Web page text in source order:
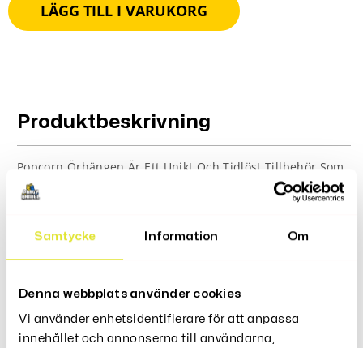
Samtycke Information Om
Denna webbplats använder cookies
Vi använder enhetsidentifierare för att anpassa
innehållet och annonserna till användarna,
LÄGG TILL I VARUKORG
Produktbeskrivning
Popcorn Örhängen Är Ett Unikt Och Tidlöst Tillbehör Som
Har Varit Populärt I Decennier. Dessa Örhängen Är Ett
Utmärkt Val För Den Som
Paketat Inkluderar
Recensioner (0)